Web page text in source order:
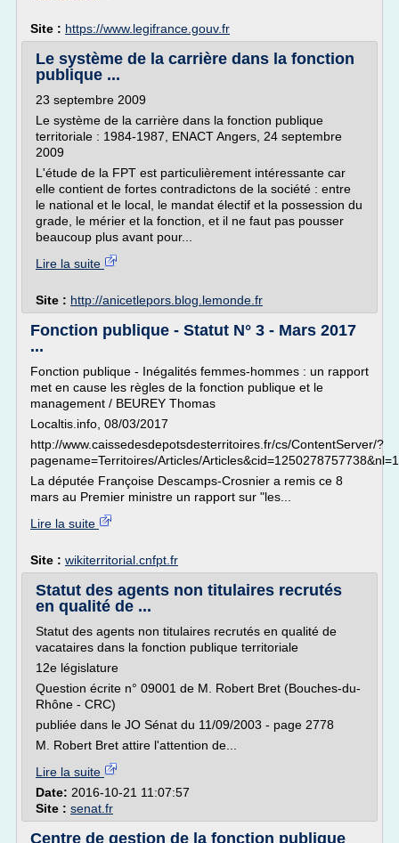
Site : https://www.legifrance.gouv.fr
Le système de la carrière dans la fonction
publique ...
23 septembre 2009
Le système de la carrière dans la fonction publique
territoriale : 1984-1987, ENACT Angers, 24 septembre
2009
L'étude de la FPT est particulièrement intéressante car
elle contient de fortes contradictons de la société : entre
le national et le local, le mandat électif et la possession du
grade, le mérier et la fonction, et il ne faut pas pousser
beaucoup plus avant pour...
Lire la suite
Site : http://anicetlepors.blog.lemonde.fr
Fonction publique - Statut N° 3 - Mars 2017
...
Fonction publique - Inégalités femmes-hommes : un rapport
met en cause les règles de la fonction publique et le
management / BEUREY Thomas
Localtis.info, 08/03/2017
http://www.caissedesdepotsdesterritoires.fr/cs/ContentServer/?
pagename=Territoires/Articles/Articles&cid=1250278757738&nl=1
La députée Françoise Descamps-Crosnier a remis ce 8
mars au Premier ministre un rapport sur "les...
Lire la suite
Site : wikiterritorial.cnfpt.fr
Statut des agents non titulaires recrutés
en qualité de ...
Statut des agents non titulaires recrutés en qualité de
vacataires dans la fonction publique territoriale
12e législature
Question écrite n° 09001 de M. Robert Bret (Bouches-du-
Rhône - CRC)
publiée dans le JO Sénat du 11/09/2003 - page 2778
M. Robert Bret attire l'attention de...
Lire la suite
Date: 2016-10-21 11:07:57
Site : senat.fr
Centre de gestion de la fonction publique